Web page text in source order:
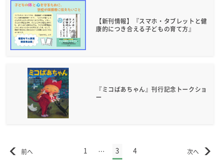
【新刊情報】『スマホ・タブレットと健
康的につき合える子どもの育て方』
『ミコばあちゃん』刊行記念トークショ
ー
1 … 3 4